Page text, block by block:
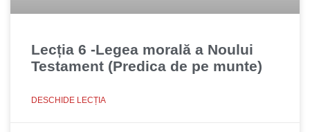
Lecția 6 -Legea morală a Noului
Testament (Predica de pe munte)
DESCHIDE LECȚIA